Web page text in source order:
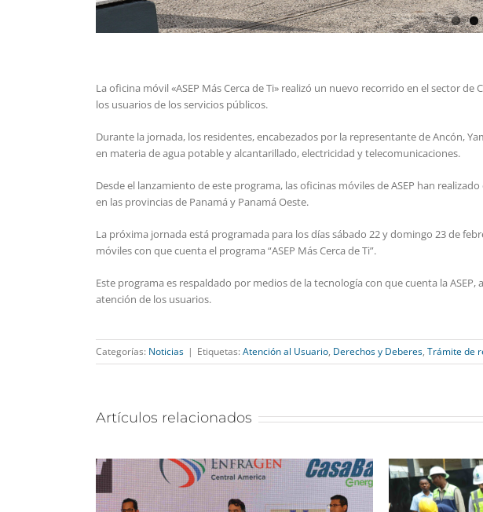
La oficina móvil «ASEP Más Cerca de Ti» realizó un nuevo recorrido en el sector
los usuarios de los servicios públicos.
Durante la jornada, los residentes, encabezados por la representante de Ancón,
en materia de agua potable y alcantarillado, electricidad y telecomunicaciones.
Desde el lanzamiento de este programa, las oficinas móviles de ASEP han
en las provincias de Panamá y Panamá Oeste.
La próxima jornada está programada para los días sábado 22 y domingo 23 de
móviles con que cuenta el programa “ASEP Más Cerca de Ti”.
Este programa es respaldado por medios de la tecnología con que cuenta la
atención de los usuarios.
Categorías: Noticias | Etiquetas: Atención al Usuario, Derechos y Deberes, Trámite de
Artículos relacionados